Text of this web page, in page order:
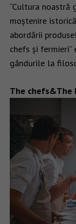
“Cultura noastră
moștenire
abordării
chefs și
gândurile la
The chefs&The